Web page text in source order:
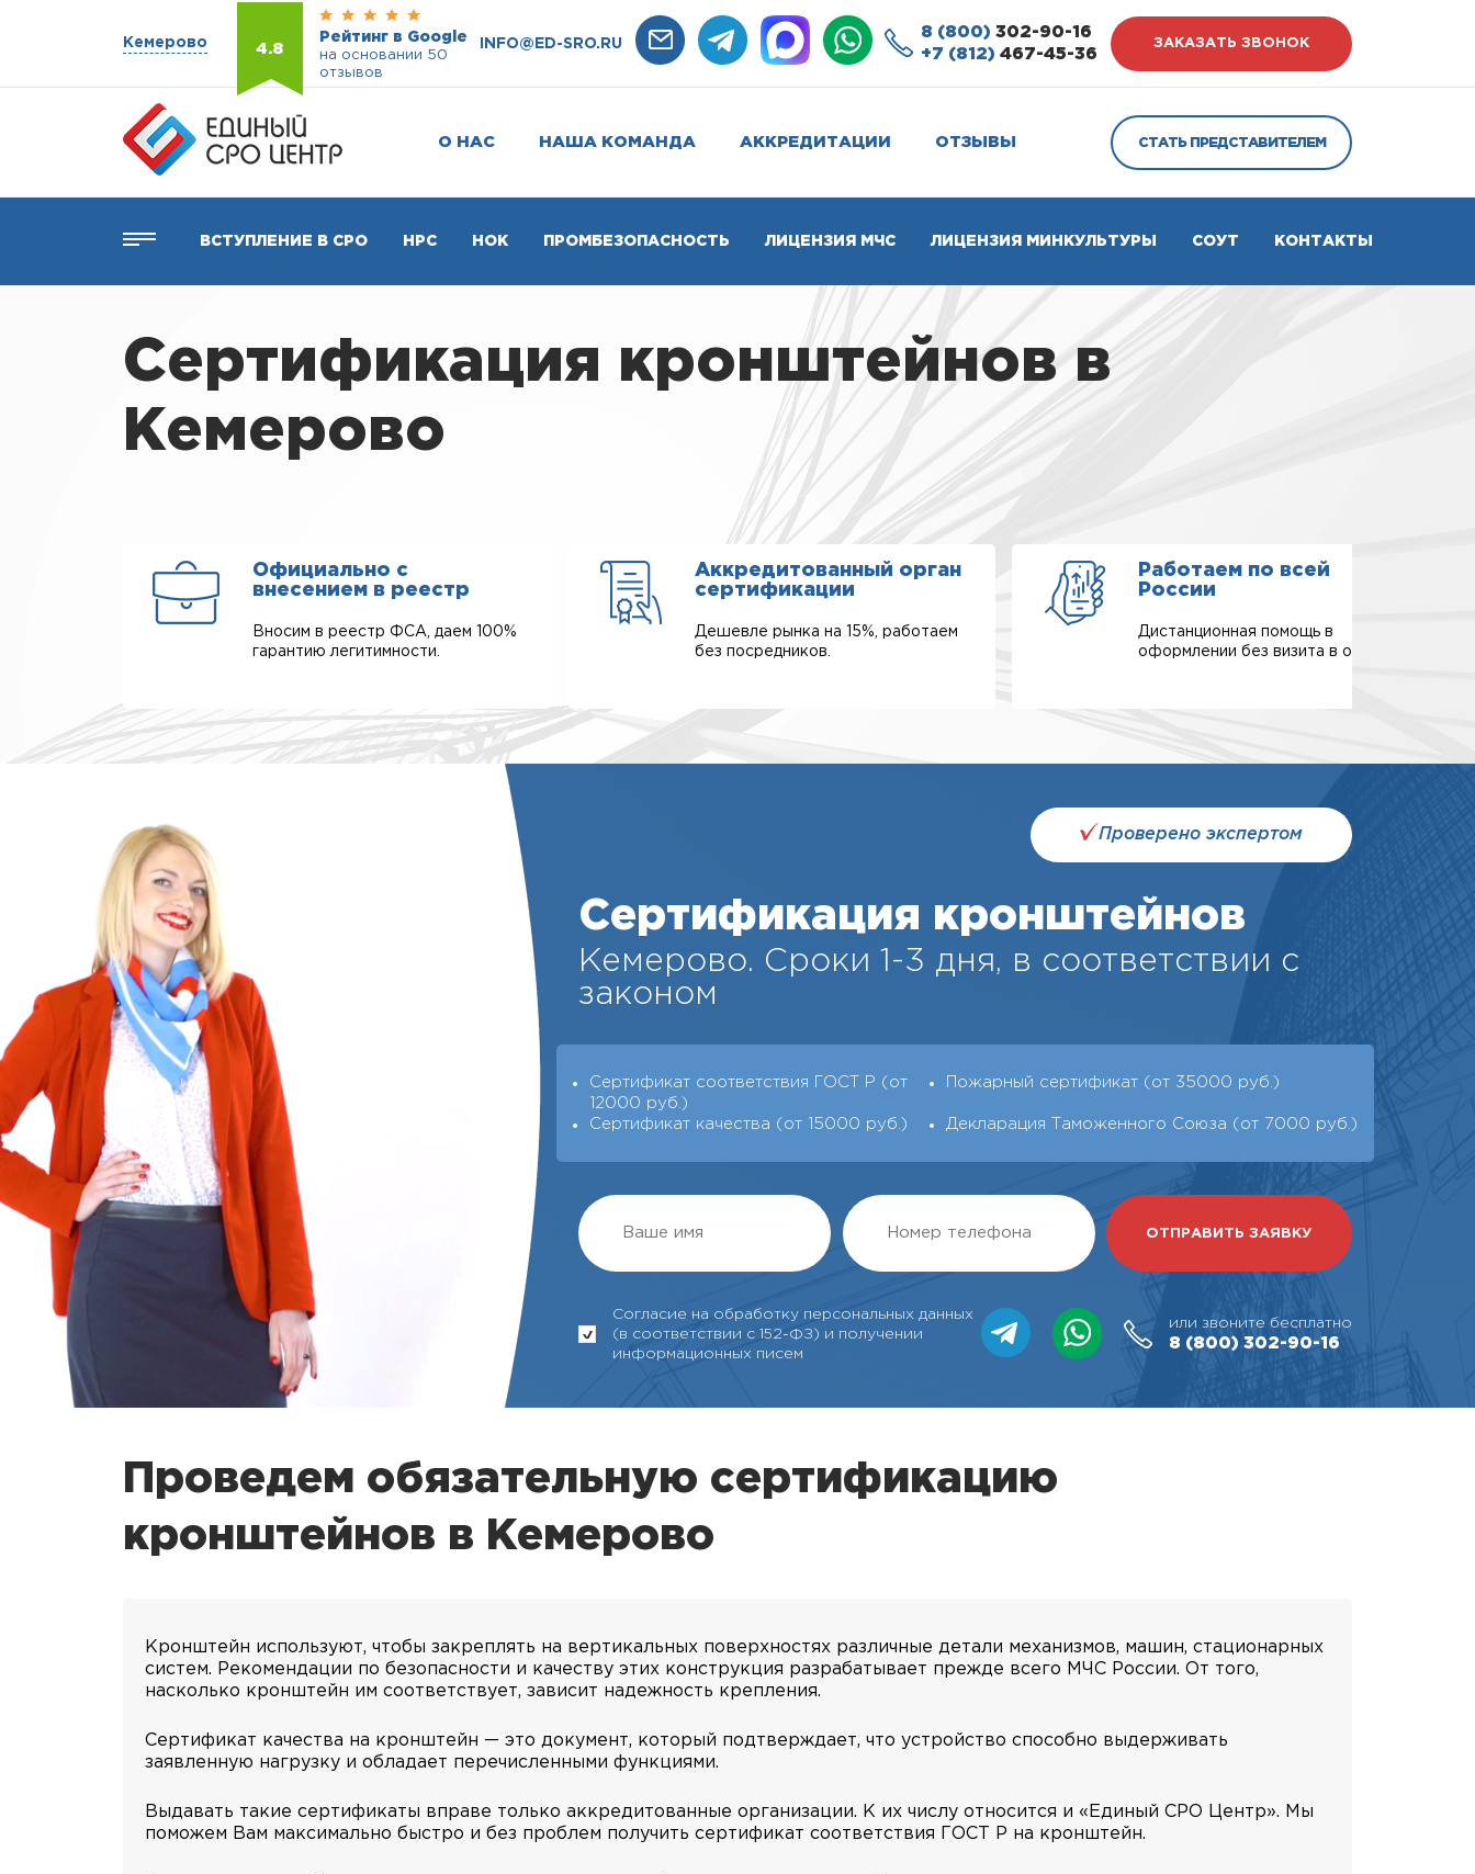
Кемерово 4.8
Рейтинг в Google
на основании 50
отзывов
INFO@ED-SRO.RU
8 (800) 302-90-16
+7 (812) 467-45-36
ЗАКАЗАТЬ ЗВОНОК
О НАС НАША КОМАНДА АККРЕДИТАЦИИ ОТЗЫВЫ СТАТЬ ПРЕДСТАВИТЕЛЕМ
ВСТУПЛЕНИЕ В СРО НРС НОК ПРОМБЕЗОПАСНОСТЬ ЛИЦЕНЗИЯ МЧС ЛИЦЕНЗИЯ МИНКУЛЬТУРЫ СОУТ КОНТАКТЫ
Сертификация кронштейнов в
Кемерово
Официально с
внесением в реестр
Вносим в реестр ФСА, даем 100%
гарантию легитимности.
Аккредитованный орган
сертификации
Дешевле рынка на 15%, работаем
без посредников.
Работаем по всей
России
Дистанционная помощь в
оформлении без визита в офис.
Проверено экспертом
Сертификация кронштейнов
Кемерово. Cроки 1-3 дня, в соответствии с
законом
Сертификат соответствия ГОСТ Р (от
12000 руб.)
Пожарный сертификат (от 35000 руб.)
Сертификат качества (от 15000 руб.) Декларация Таможенного Союза (от 7000 руб.)
Согласие на обработку персональных данных
(в соответствии с 152-ФЗ) и получении
информационных писем
или звоните бесплатно
8 (800) 302-90-16
Проведем обязательную сертификацию
кронштейнов в Кемерово
Кронштейн используют, чтобы закреплять на вертикальных поверхностях различные детали механизмов, машин, стационарных
систем. Рекомендации по безопасности и качеству этих конструкция разрабатывает прежде всего МЧС России. От того,
насколько кронштейн им соответствует, зависит надежность крепления.
Сертификат качества на кронштейн — это документ, который подтверждает, что устройство способно выдерживать
заявленную нагрузку и обладает перечисленными функциями.
Выдавать такие сертификаты вправе только аккредитованные организации. К их числу относится и «Единый СРО Центр». Мы
поможем Вам максимально быстро и без проблем получить сертификат соответствия ГОСТ Р на кронштейн.